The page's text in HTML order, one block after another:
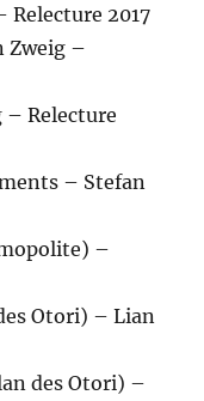
Relecture 2017
Zweig –
– Relecture
– Stefan
–
Otori) – Lian
des Otori) –